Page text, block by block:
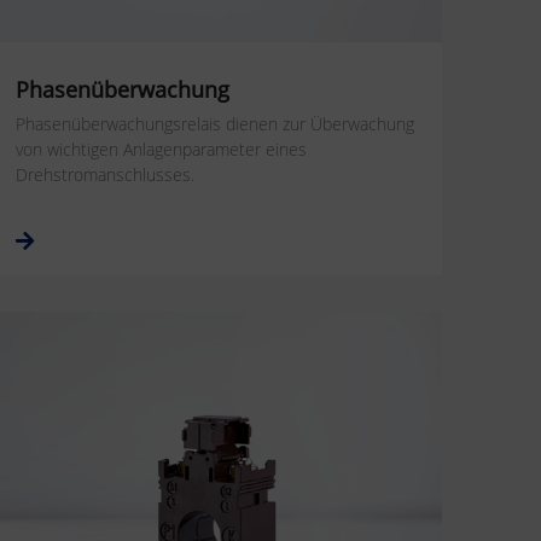
Phasenüberwachung
Phasenüberwachungsrelais dienen zur Überwachung
von wichtigen Anlagenparameter eines
Drehstromanschlusses.